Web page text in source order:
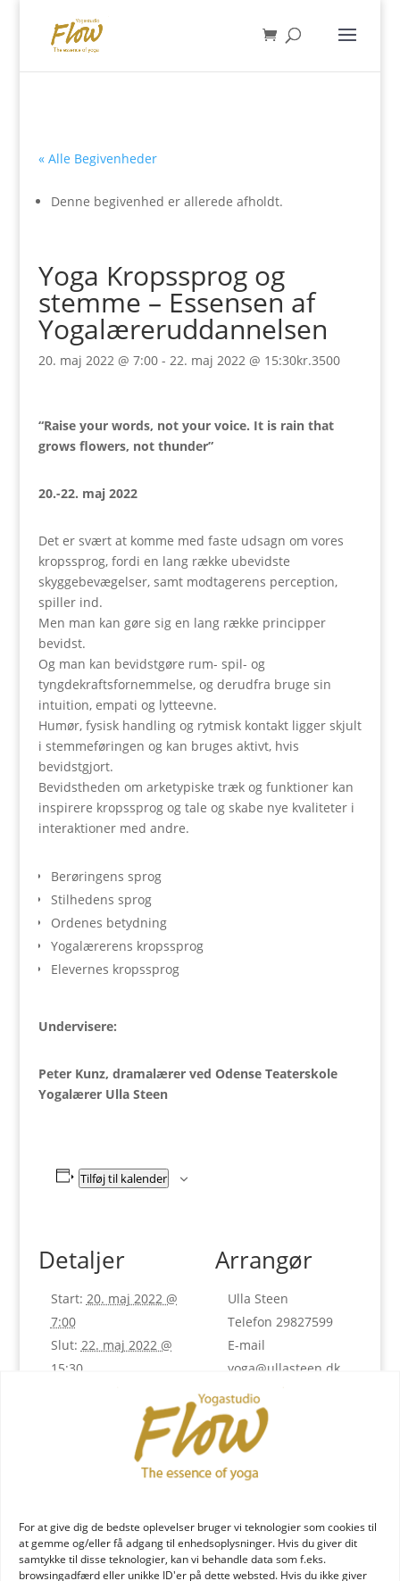
For at give dig de bedste oplevelser bruger vi teknologier som cookies til
at gemme og/eller få adgang til enhedsoplysninger. Hvis du giver dit
samtykke til disse teknologier, kan vi behandle data som f.eks.
browsingadfærd eller unikke ID'er på dette websted. Hvis du ikke giver
« Alle Begivenheder
Denne begivenhed er allerede afholdt.
Yoga Kropssprog og
stemme – Essensen af
Yogalæreruddannelsen
20. maj 2022 @ 7:00- 22. maj 2022 @ 15:30kr.3500
“Raise your words, not your voice. It is rain that
grows flowers, not thunder”
20.-22. maj 2022
Det er svært at komme med faste udsagn om vores
kropssprog, fordi en lang række ubevidste
skyggebevægelser, samt modtagerens perception,
spiller ind.
Men man kan gøre sig en lang række principper
bevidst.
Og man kan bevidstgøre rum- spil- og
tyngdekraftsfornemmelse, og derudfra bruge sin
intuition, empati og lytteevne.
Humør, fysisk handling og rytmisk kontakt ligger skjult
i stemmeføringen og kan bruges aktivt, hvis
bevidstgjort.
Bevidstheden om arketypiske træk og funktioner kan
inspirere kropssprog og tale og skabe nye kvaliteter i
interaktioner med andre.
Berøringens sprog
Stilhedens sprog
Ordenes betydning
Yogalærerens kropssprog
Elevernes kropssprog
Undervisere:
Peter Kunz, dramalærer ved Odense Teaterskole
Yogalærer Ulla Steen
Tilføj til kalender
Detaljer
Start: 20. maj 2022 @
7:00
Slut: 22. maj 2022 @
15:30
Begivenhed Kategori:
Essensen af
Kropssprog,stemme,
uddannelse
Yoga ,yoga
modul
Arrangør
Ulla Steen
Telefon 29827599
E-mail
yoga@ullasteen.dk
Se Arrangør
hjemmeside